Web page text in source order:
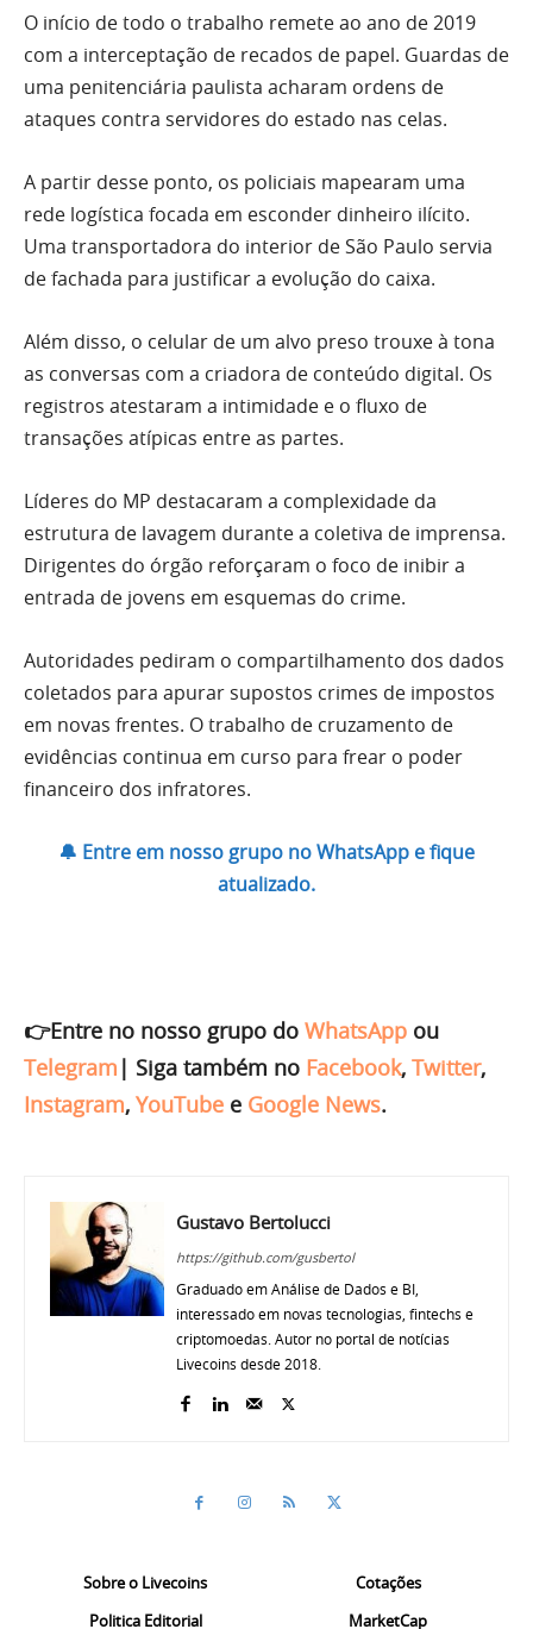
O início de todo o trabalho remete ao ano de 2019
com a interceptação de recados de papel. Guardas de
uma penitenciária paulista acharam ordens de
ataques contra servidores do estado nas celas.
A partir desse ponto, os policiais mapearam uma
rede logística focada em esconder dinheiro ilícito.
Uma transportadora do interior de São Paulo servia
de fachada para justificar a evolução do caixa.
Além disso, o celular de um alvo preso trouxe à tona
as conversas com a criadora de conteúdo digital. Os
registros atestaram a intimidade e o fluxo de
transações atípicas entre as partes.
Líderes do MP destacaram a complexidade da
estrutura de lavagem durante a coletiva de imprensa.
Dirigentes do órgão reforçaram o foco de inibir a
entrada de jovens em esquemas do crime.
Autoridades pediram o compartilhamento dos dados
coletados para apurar supostos crimes de impostos
em novas frentes. O trabalho de cruzamento de
evidências continua em curso para frear o poder
financeiro dos infratores.
🔔 Entre em nosso grupo no WhatsApp e fique
atualizado.
👉Entre no nosso grupo do WhatsApp ou
Telegram | Siga também no Facebook, Twitter,
Instagram, YouTube e Google News.
Gustavo Bertolucci
https://github.com/gusbertol
Graduado em Análise de Dados e BI,
interessado em novas tecnologias, fintechs e
criptomoedas. Autor no portal de notícias
Livecoins desde 2018.
Sobre o Livecoins
Politica Editorial
Cotações
MarketCap